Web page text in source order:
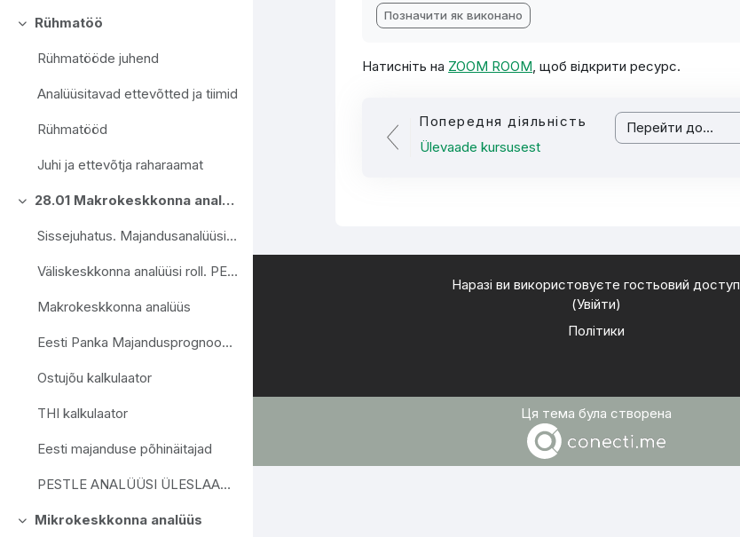
Згорнути
Rühmatöö
Rühmatööde juhend
Analüüsitavad ettevõtted ja tiimid
Rühmatööd
Juhi ja ettevõtja raharaamat
Згорнути 28.01 Makrokeskkonna analüüs.
Sissejuhatus. Majandusanalüüsi olemus ja roll
Väliskeskkonna analüüsi roll. PESTLE analüüs
Makrokeskkonna analüüs
Eesti Panka Majandusprognoos Video
Ostujõu kalkulaator
THI kalkulaator
Eesti majanduse põhinäitajad
PESTLE ANALÜÜSI ÜLESLAADIMINE
Згорнути
Mikrokeskkonna analüüs
Позначити як виконано
Натисніть на ZOOM ROOM, щоб відкрити ресурс.
Попередня діяльність
Ülevaade kursusest
Перейти до...
Наразі ви використовуєте гостьовий доступ
(Увійти)
Політики
Ця тема була створена